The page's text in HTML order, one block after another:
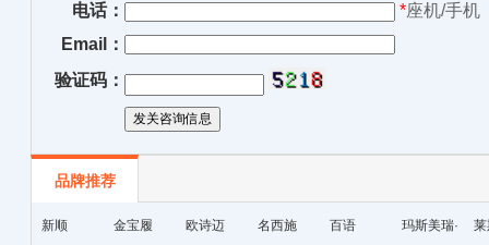
电话：
*座机/手机
Email：
验证码：
品牌推荐
新顺 金宝履 欧诗迈 名西施 百语
玛斯美瑞·